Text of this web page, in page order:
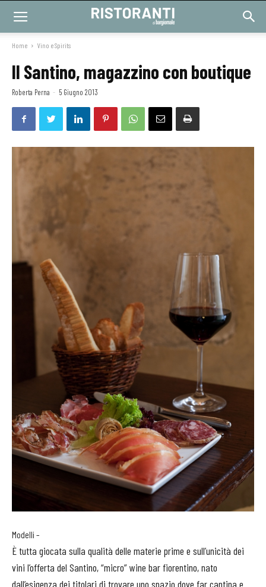
Home Vino e Spirits
Il Santino, magazzino con boutique
Roberta Perna - 5 Giugno 2013
Modelli –
È tutta giocata sulla qualità delle materie prime e sull’unicità dei
vini l’offerta del Santino, “micro” wine bar fiorentino, nato
dall’esigenza dei titolari di trovare uno spazio dove far cantina e